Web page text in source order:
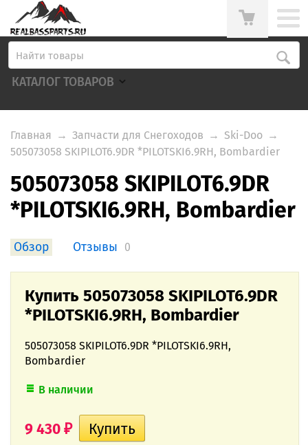
КАТАЛОГ ТОВАРОВ
Главная → Запчасти для Снегоходов → Ski-Doo →
505073058 SKIPILOT6.9DR *PILOTSKI6.9RH, Bombardier
505073058 SKIPILOT6.9DR
*PILOTSKI6.9RH, Bombardier
Обзор Отзывы 0
Купить 505073058 SKIPILOT6.9DR
*PILOTSKI6.9RH, Bombardier
505073058 SKIPILOT6.9DR *PILOTSKI6.9RH,
Bombardier
В наличии
9 430 ₽